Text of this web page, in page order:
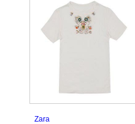
Zara